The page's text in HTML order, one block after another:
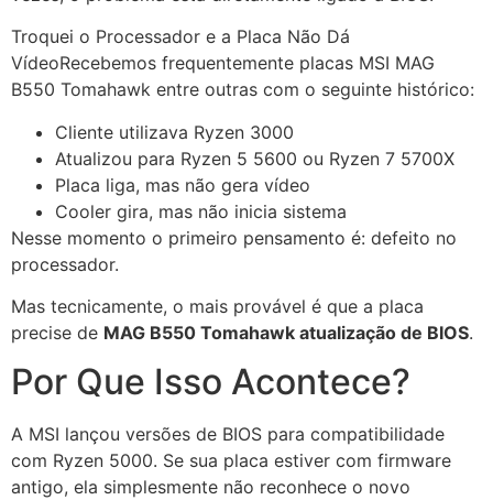
Troquei o Processador e a Placa Não Dá
VídeoRecebemos frequentemente placas MSI MAG
B550 Tomahawk entre outras com o seguinte histórico:
Cliente utilizava Ryzen 3000
Atualizou para Ryzen 5 5600 ou Ryzen 7 5700X
Placa liga, mas não gera vídeo
Cooler gira, mas não inicia sistema
Nesse momento o primeiro pensamento é: defeito no
processador.
Mas tecnicamente, o mais provável é que a placa
precise de MAG B550 Tomahawk atualização de BIOS.
Por Que Isso Acontece?
A MSI lançou versões de BIOS para compatibilidade
com Ryzen 5000. Se sua placa estiver com firmware
antigo, ela simplesmente não reconhece o novo